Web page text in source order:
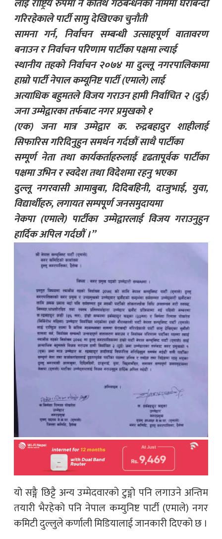
गरिरहेकाले पार्टी सामु देखिएका चुनौती
सामना गर्न, निर्वाचन सम्बन्धी उत्साहपूर्ण वातावरण
बनाउन र निर्वाचन परिणाम पार्टीका पक्षमा ल्याई
स्थानीय तहको निर्वाचन २०७४ मा दुल्लू नगरपालिकामा
हाम्रो पार्टी नेपाल कम्यूनिष्ट पार्टी (एमाले) लाई
अत्याधिक बहुमतले विजय गराउन हामी निर्वाचित २ (दुई)
जना उम्मेद्वारका तर्फबाट नगर प्रमुखको १
(एक) जना मात्र उम्मेद्वार क. रुद्रबहादुर शाहीलाई
सिफारिस गरिदिनुहुन समर्थन गर्दछौं साथै पार्टीका
सम्पूर्ण नेता तथा कार्यकर्ताहरुलाई दृढतापूर्वक पार्टीका
पक्षमा उभिन र स्वदेश तथा विदेशमा रहनु भएका
दुल्लू नगरवासी आमाबुबा, दिदिबहिनी, दाजुभाई, युवा,
विद्यार्थीहरु, लगायत सम्पपूर्ण जनसमुदायमा
नेकपा (एमाले) पार्टीका उम्मेद्वारलाई विजय गराउनुहुन
हार्दिक अपिल गर्दछौं ।”
यो सङ्गै छिट्टै अन्य उम्मेदवारको टुङ्गो पनि लगाउने अन्तिम
तयारी भैरहेको पनि नेपाल कम्युनिष्ट पार्टी (एमाले) नगर
कमिटी दुल्लुले कर्णाली मिडियालाई जानकारी दिएको छ ।